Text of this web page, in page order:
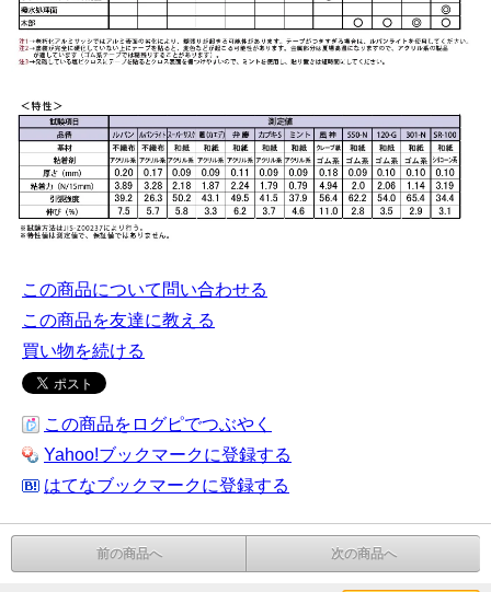
この商品について問い合わせる
この商品を友達に教える
買い物を続ける
この商品をログピでつぶやく
Yahoo!ブックマークに登録する
はてなブックマークに登録する
前の商品へ 次の商品へ